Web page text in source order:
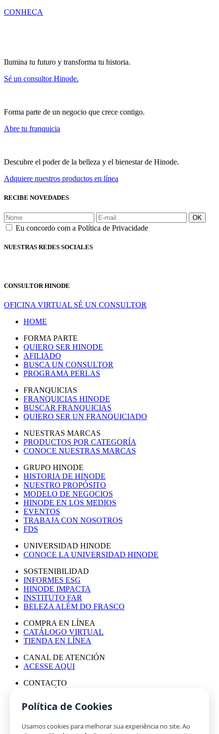
CONHEÇA
Ilumina tu futuro y transforma tu historia.
Sé un consultor Hinode.
Forma parte de un negocio que crece contigo.
Abre tu franquicia
Descubre el poder de la belleza y el bienestar de Hinode.
Adquiere nuestros productos en línea
RECIBE NOVEDADES
OK
Eu concordo com a Política de Privacidade
NUESTRAS REDES SOCIALES
CONSULTOR HINODE
OFICINA VIRTUAL SÉ UN CONSULTOR
HOME
FORMA PARTE
QUIERO SER HINODE
AFILIADO
BUSCA UN CONSULTOR
PROGRAMA PERLAS
FRANQUICIAS
FRANQUICIAS HINODE
BUSCAR FRANQUICIAS
QUIERO SER UN FRANQUICIADO
NUESTRAS MARCAS
PRODUCTOS POR CATEGORÍA
CONOCE NUESTRAS MARCAS
GRUPO HINODE
HISTORIA DE HINODE
NUESTRO PROPÓSITO
MODELO DE NEGOCIOS
HINODE EN LOS MEDIOS
EVENTOS
TRABAJA CON NOSOTROS
FDS
UNIVERSIDAD HINODE
CONOCE LA UNIVERSIDAD HINODE
SOSTENIBILIDAD
INFORMES ESG
HINODE IMPACTA
INSTITUTO FAR
BELEZA ALÉM DO FRASCO
COMPRA EN LÍNEA
CATÁLOGO VIRTUAL
TIENDA EN LÍNEA
CANAL DE ATENCIÓN
ACESSE AQUI
CONTACTO
Política de Cookies
Usamos cookies para melhorar sua experiência no site. Ao